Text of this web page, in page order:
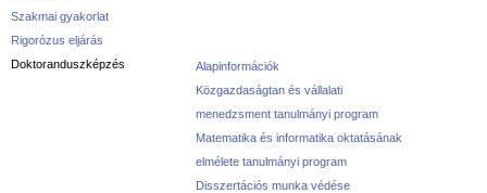
Szakmai gyakorlat
Rigorózus eljárás
Doktoranduszképzés
Alapinformációk
Közgazdaságtan és vállalati
menedzsment tanulmányi program
Matematika és informatika oktatásának
elmélete tanulmányi program
Disszertációs munka védése